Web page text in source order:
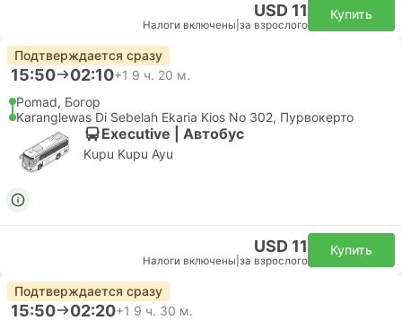
USD 11
Налоги включены за взрослого
Купить
Подтверждается сразу
15:50 02:10+1 9 ч. 20 м.
Pomad, Богор
Karanglewas Di Sebelah Ekaria Kios No 302, Пурвокерто
Executive | Автобус
Kupu Kupu Ayu
USD 11
Налоги включены за взрослого
Купить
Подтверждается сразу
15:50 02:20+1 9 ч. 30 м.